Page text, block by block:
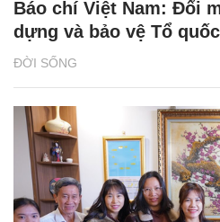
ĐỜI SỐNG
Báo chí Việt Nam: Đổi
dựng và bảo vệ Tổ quốc